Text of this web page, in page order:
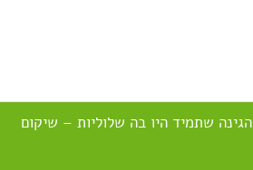
הגינה שתמיד היו בה שלוליות – שיקום